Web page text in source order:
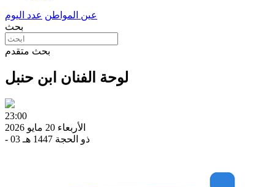
عين المواطن عدد اليوم
بحث
بحث متقدم
لوحة الفنان ابن حنبل
23:00
الأربعاء 20 مايو 2026
- 03 ذو الحجة 1447 هـ